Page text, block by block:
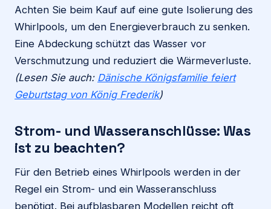
Achten Sie beim Kauf auf eine gute Isolierung des
Whirlpools, um den Energieverbrauch zu senken.
Eine Abdeckung schützt das Wasser vor
Verschmutzung und reduziert die Wärmeverluste.
(Lesen Sie auch: Dänische Königsfamilie feiert
Geburtstag von König Frederik)
Strom- und Wasseranschlüsse: Was
ist zu beachten?
Für den Betrieb eines Whirlpools werden in der
Regel ein Strom- und ein Wasseranschluss
benötigt. Bei aufblasbaren Modellen reicht oft